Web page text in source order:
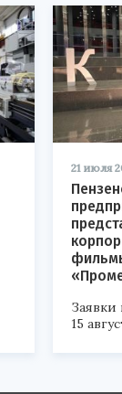
21 июля
15